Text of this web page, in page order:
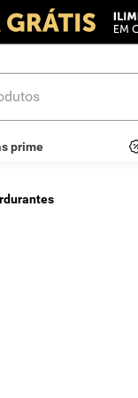
prime